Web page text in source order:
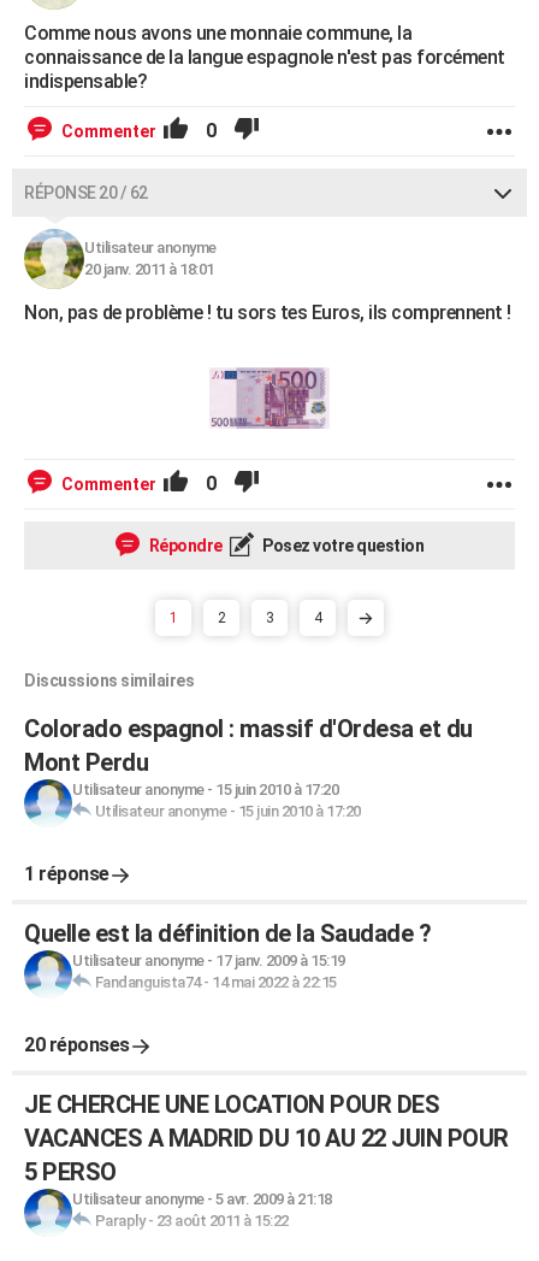
Comme nous avons une monnaie commune, la
connaissance de la langue espagnole n'est pas forcément
indispensable?
Commenter 0
RÉPONSE 20 / 62
Utilisateur anonyme
20 janv. 2011 à 18:01
Non, pas de problème ! tu sors tes Euros, ils comprennent !
Commenter 0
Répondre Posez votre question
1 2 3 4
Discussions similaires
Colorado espagnol : massif d'Ordesa et du
Mont Perdu
Utilisateur anonyme- 15 juin 2010 à 17:20
Utilisateur anonyme- 15 juin 2010 à 17:20
1 réponse
Quelle est la définition de la Saudade ?
Utilisateur anonyme- 17 janv. 2009 à 15:19
Fandanguista74- 14 mai 2022 à 22:15
20 réponses
JE CHERCHE UNE LOCATION POUR DES
VACANCES A MADRID DU 10 AU 22 JUIN POUR
5 PERSO
Utilisateur anonyme- 5 avr. 2009 à 21:18
Paraply- 23 août 2011 à 15:22